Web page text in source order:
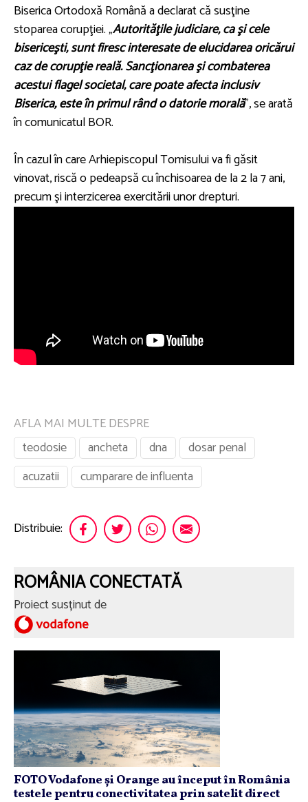
Biserica Ortodoxă Română a declarat că susţine
stoparea corupţiei. „Autorităţile judiciare, ca şi cele
bisericeşti, sunt firesc interesate de elucidarea oricărui
caz de corupţie reală. Sancţionarea şi combaterea
acestui flagel societal, care poate afecta inclusiv
Biserica, este în primul rând o datorie morală", se arată
în comunicatul BOR.
În cazul în care Arhiepiscopul Tomisului va fi găsit
vinovat, riscă o pedeapsă cu închisoarea de la 2 la 7 ani,
precum şi interzicerea exercitării unor drepturi.
AFLA MAI MULTE DESPRE
teodosie
ancheta dna
dosar penal
acuzatii
cumparare de influenta
Distribuie:
ROMÂNIA CONECTATĂ
Proiect susținut de
FOTO Vodafone și Orange au început în România
testele pentru conectivitatea prin satelit direct